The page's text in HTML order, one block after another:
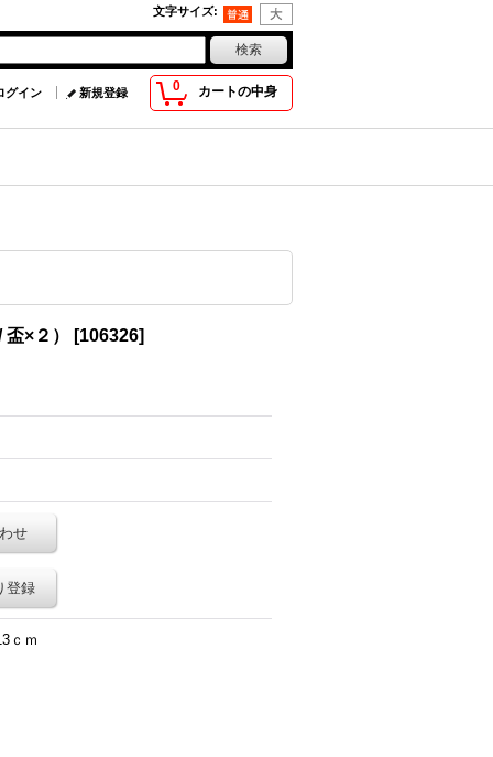
文字サイズ:
0 カートの中身
グイン 新規登録
×２） [106326]
せ
登録
ｃｍ